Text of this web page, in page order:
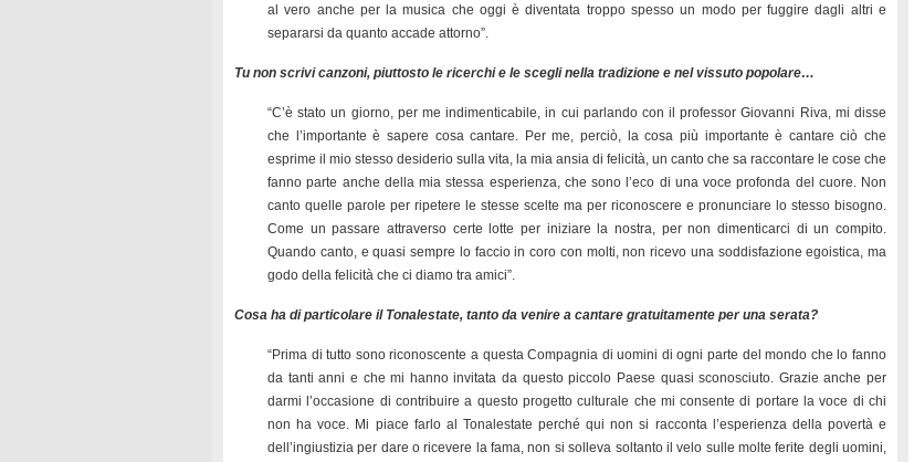
al vero anche per la musica che oggi è diventata troppo spesso un modo per fuggire dagli altri e
separarsi da quanto accade attorno”.
Tu non scrivi canzoni, piuttosto le ricerchi e le scegli nella tradizione e nel vissuto popolare…
“C’è stato un giorno, per me indimenticabile, in cui parlando con il professor Giovanni Riva, mi disse
che l’importante è sapere cosa cantare. Per me, perciò, la cosa più importante è cantare ciò che
esprime il mio stesso desiderio sulla vita, la mia ansia di felicità, un canto che sa raccontare le cose che
fanno parte anche della mia stessa esperienza, che sono l’eco di una voce profonda del cuore. Non
canto quelle parole per ripetere le stesse scelte ma per riconoscere e pronunciare lo stesso bisogno.
Come un passare attraverso certe lotte per iniziare la nostra, per non dimenticarci di un compito.
Quando canto, e quasi sempre lo faccio in coro con molti, non ricevo una soddisfazione egoistica, ma
godo della felicità che ci diamo tra amici”.
Cosa ha di particolare il Tonalestate, tanto da venire a cantare gratuitamente per una serata?
“Prima di tutto sono riconoscente a questa Compagnia di uomini di ogni parte del mondo che lo fanno
da tanti anni e che mi hanno invitata da questo piccolo Paese quasi sconosciuto. Grazie anche per
darmi l’occasione di contribuire a questo progetto culturale che mi consente di portare la voce di chi
non ha voce. Mi piace farlo al Tonalestate perché qui non si racconta l’esperienza della povertà e
dell’ingiustizia per dare o ricevere la fama, non si solleva soltanto il velo sulle molte ferite degli uomini,